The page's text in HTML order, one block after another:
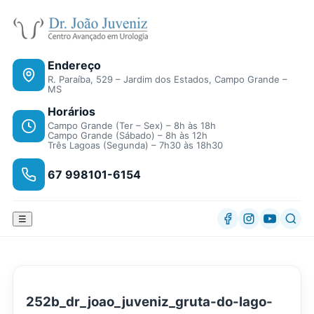
Endereço
R. Paraíba, 529 – Jardim dos Estados, Campo Grande –
MS
Horários
Campo Grande (Ter – Sex) – 8h às 18h
Campo Grande (Sábado) – 8h às 12h
Três Lagoas (Segunda) – 7h30 às 18h30
67 998101-6154
☰
252b_dr_joao_juveniz_gruta-do-lago-